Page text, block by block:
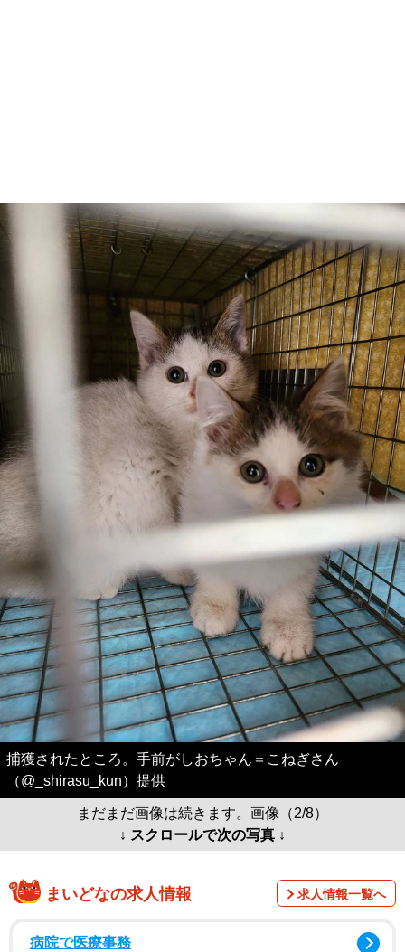
捕獲されたところ。手前がしおちゃん＝こねぎさん
（@_shirasu_kun）提供
まだまだ画像は続きます。画像（2/8）
↓ スクロールで次の写真 ↓
まいどなの求人情報 求人情報一覧へ
病院で医療事務